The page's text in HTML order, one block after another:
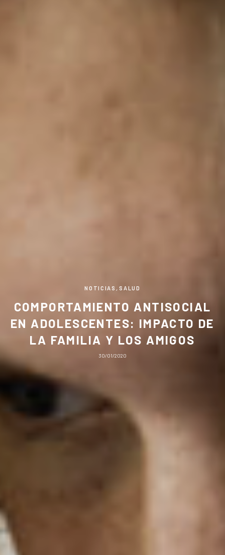
NOTICIAS , SALUD
COMPORTAMIENTO ANTISOCIAL
EN ADOLESCENTES: IMPACTO DE
LA FAMILIA Y LOS AMIGOS
30/01/2020